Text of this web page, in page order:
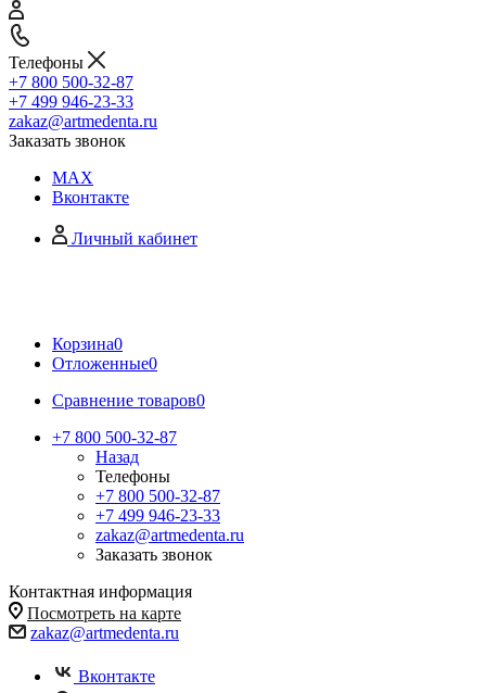
Телефоны
+7 800 500-32-87
+7 499 946-23-33
zakaz@artmedenta.ru
Заказать звонок
MAX
Вконтакте
Личный кабинет
Корзина0
Отложенные0
Сравнение товаров0
+7 800 500-32-87
Назад
Телефоны
+7 800 500-32-87
+7 499 946-23-33
zakaz@artmedenta.ru
Заказать звонок
Контактная информация
Посмотреть на карте
zakaz@artmedenta.ru
Вконтакте